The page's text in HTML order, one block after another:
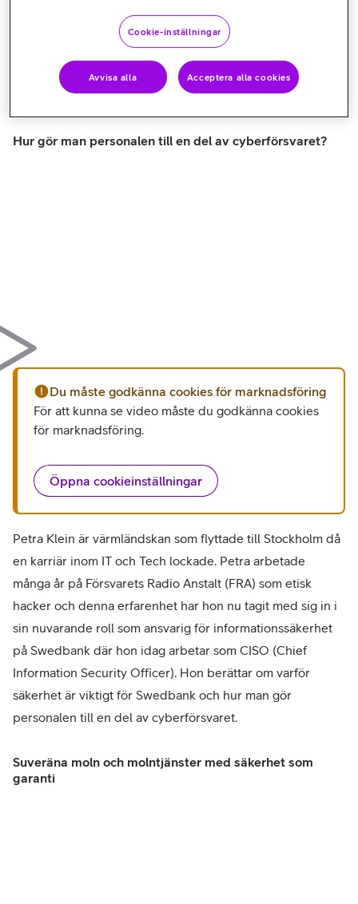
Eminenta talare: Petra, Anna, Peter, Zakaria, Mats och
Hur gör man personalen till en del av cyberförsvaret?
Du måste godkänna cookies för marknadsföring
För att kunna se video måste du godkänna cookies
för marknadsföring.
Öppna cookieinställningar
Petra Klein är värmländskan som flyttade till Stockholm då
en karriär inom IT och Tech lockade. Petra arbetade
många år på Försvarets Radio Anstalt (FRA) som etisk
hacker och denna erfarenhet har hon nu tagit med sig in i
sin nuvarande roll som ansvarig för informationssäkerhet
på Swedbank där hon idag arbetar som CISO (Chief
Information Security Officer). Hon berättar om varför
säkerhet är viktigt för Swedbank och hur man gör
personalen till en del av cyberförsvaret.
Suveräna moln och molntjänster med säkerhet som
garanti
Cookie-inställningar
Avvisa alla Acceptera alla cookies